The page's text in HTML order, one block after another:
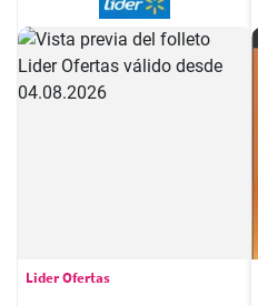
Lider Ofertas